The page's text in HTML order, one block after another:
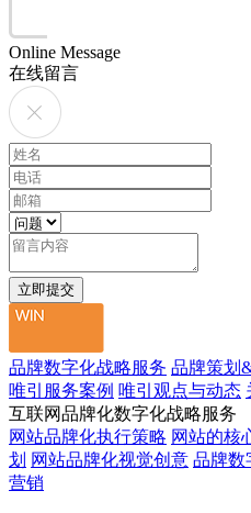
Online Message
在线留言
品牌数字化战略服务 品牌策划
唯引服务案例 唯引观点与动态
互联网品牌化数字化战略服务
网站品牌化执行策略 网站的核
划 网站品牌化视觉创意 品牌数
营销